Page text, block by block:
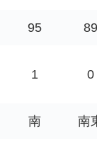
95 89
1 0
南 南